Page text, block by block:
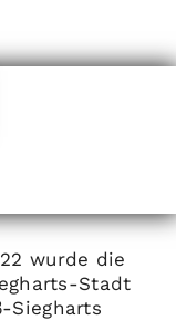
wurde die
Stadt
Siegharts